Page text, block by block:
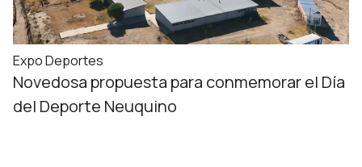
Expo Deportes
Novedosa propuesta para conmemorar el Día
del Deporte Neuquino